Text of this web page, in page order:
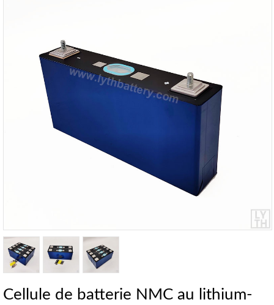
Cellule de batterie NMC au lithium-